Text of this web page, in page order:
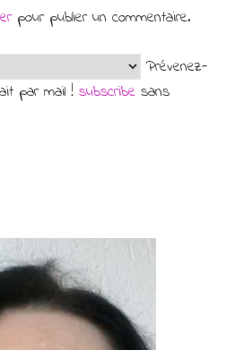
pour publier un commentaire.
Prévenez-
par mail ! subscribe sans